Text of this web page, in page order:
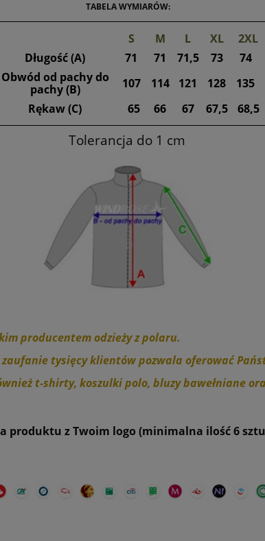
Dziecięca koszulka wędkarska -
żółto - biała - small
15,00 zł
29,00 zł
29,00 zł
do koszyka
BODY
TABELA WYMIARÓW:
S M L XL
2XL
Długość (A)
71 71 71,5 73
74
Obwód od pachy do
pachy (B)
107 114 121 128
135
Rękaw (C)
65 66 67 67,5 68,5
Tolerancja do 1 cm
producentem odzieży z polaru.
tysięcy klientów pozwala oferować
t-shirty, koszulki polo, bluzy bawełniane
produktu z Twoim logo (minimalna ilość 6